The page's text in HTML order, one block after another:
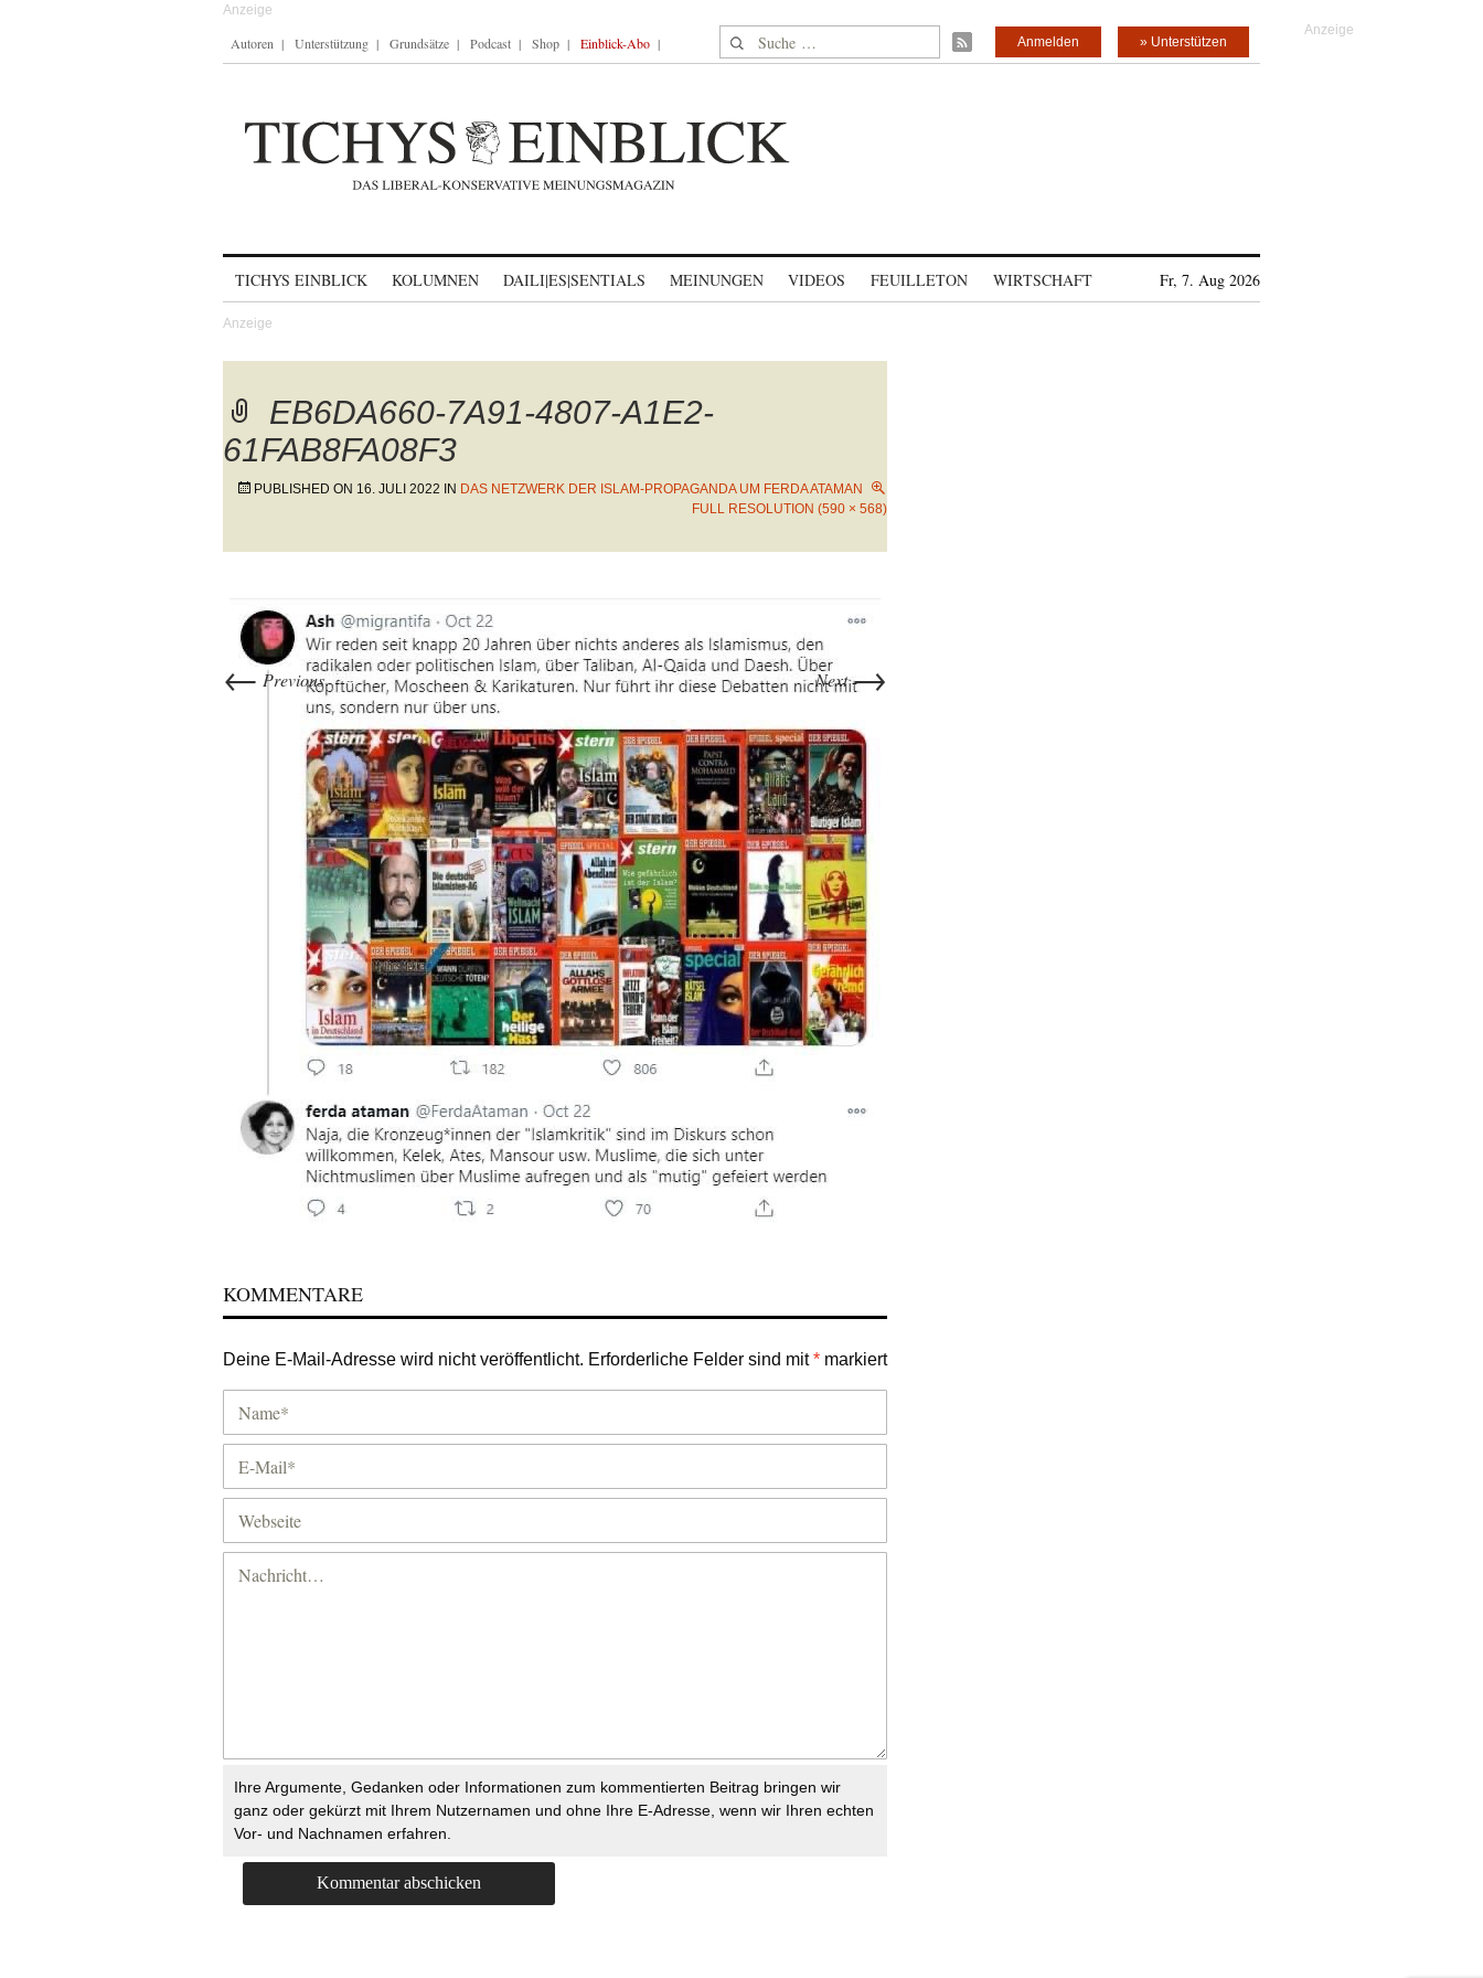
Autoren Unterstützung Grundsätze Podcast Shop Einblick-Abo Suche nach: » Unterstützen
Anmelden
TICHYS EINBLICK KOLUMNEN DAILI|ES|SENTIALS MEINUNGEN VIDEOS FEUILLETON WIRTSCHAFT Fr, 7. Aug 2026
EB6DA660-7A91-4807-A1E2-
61FAB8FA08F3
PUBLISHED ON 16. JULI 2022 IN DAS NETZWERK DER ISLAM-PROPAGANDA UM FERDA ATAMAN
FULL RESOLUTION (590 × 568)
← Previous Next→
KOMMENTARE
Deine E-Mail-Adresse wird nicht veröffentlicht. Erforderliche Felder sind mit* markiert
Ihre Argumente, Gedanken oder Informationen zum kommentierten Beitrag bringen wir
ganz oder gekürzt mit Ihrem Nutzernamen und ohne Ihre E-Adresse, wenn wir Ihren echten
Vor- und Nachnamen erfahren.